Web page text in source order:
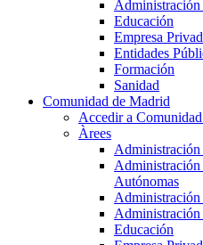
Educación
Empresa
Entidades
Formación
Sanidad
Comunidad de Madrid
Accedir a
Àrees
Administración
Administración
Autónomas
Administración
Educación